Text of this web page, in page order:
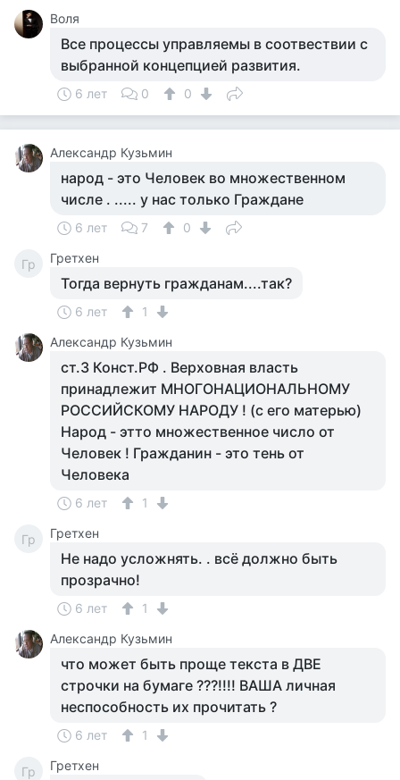
Воля
Все процессы управляемы в соотвествии с
выбранной концепцией развития.
6 лет 0 0
Aлександр Кузьмин
народ - это Человек во множественном
числе . ..... у нас только Граждане
6 лет 7 0
Гр Гретхен
Тогда вернуть гражданам....так?
6 лет
1
Aлександр Кузьмин
ст.3 Конст.РФ . Верховная власть
принадлежит МНОГОНАЦИОНАЛЬНОМУ
РОССИЙСКОМУ НАРОДУ ! (с его матерью)
Народ - этто множественное число от
Человек ! Гражданин - это тень от
Человека
6 лет 1
Гр Гретхен
Не надо усложнять. . всё должно быть
прозрачно!
6 лет
1
Aлександр Кузьмин
что может быть проще текста в ДВЕ
строчки на бумаге ???!!!! ВАША личная
неспособность их прочитать ?
6 лет 1
Гр Гретхен